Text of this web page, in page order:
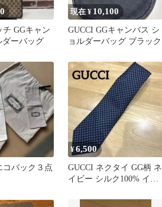
チ GGキャン
ダーバッグ
現在 ¥ 10,100
GUCCI GGキャンバス シ
ョルダーバッグ ブラック
バック３点
¥6,500
GUCCI ネクタイ GG柄 ネ
イビー シルク100% イタ